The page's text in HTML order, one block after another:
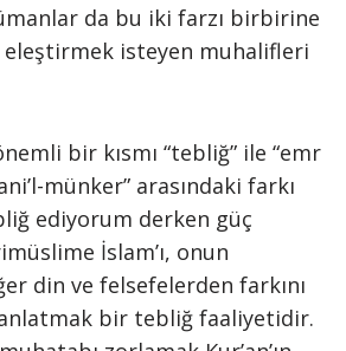
da bu iki farzı birbirine
eleştirmek isteyen muhalifleri
bir kısmı “tebliğ” ile “emr
münker” arasındaki farkı
ediyorum derken güç
İslam’ı, onun
din ve felsefelerden farkını
bir tebliğ faaliyetidir.